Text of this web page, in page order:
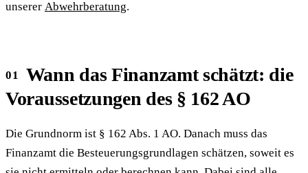
unserer Abwehrberatung.
Wann das Finanzamt schätzt: die
Voraussetzungen des § 162 AO
Die Grundnorm ist § 162 Abs. 1 AO. Danach muss das
Finanzamt die Besteuerungsgrundlagen schätzen, soweit es